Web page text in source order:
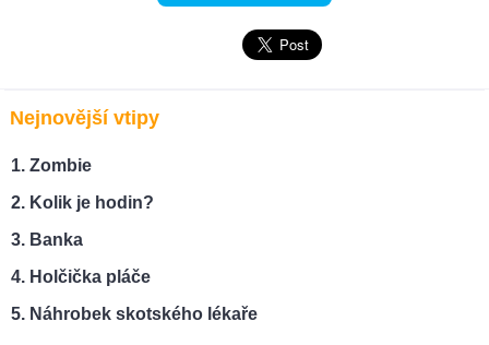
Nejnovější vtipy
Zombie
Kolik je hodin?
Banka
Holčička pláče
Náhrobek skotského lékaře